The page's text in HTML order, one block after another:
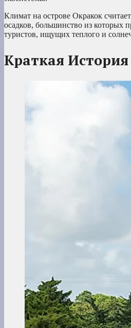
Климат на острове Окракок
осадков, большинство из которых
туристов, ищущих теплого и
Краткая